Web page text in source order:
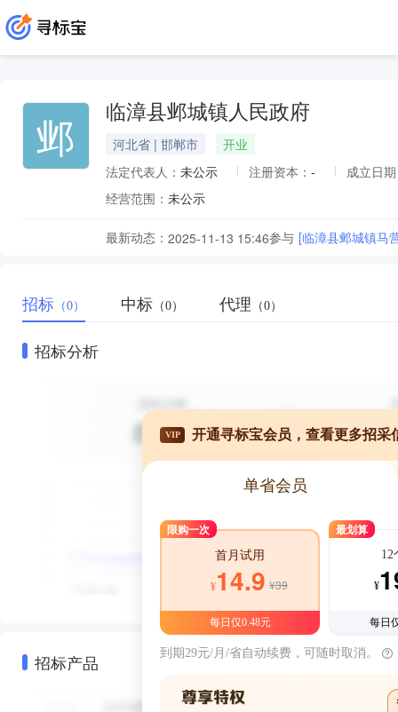
邺 临漳县邺城镇人民政府
河北省 | 邯郸市
开业
法定代表人： 未公示 注册资本： -
成立日
经营范围： 未公示
最新动态： 2025-11-13 15:46参与 [临漳县邺城镇马
招标 （0） 中标 （0） 代理 （0）
招标分析
招标产品
VIP 开通寻标宝会员，查看更多招采
单省会员
限购一次
首月试用
¥14.9 ¥39
每日仅0.48元
最划算
12
¥
每日
到期29元/月/省自动续费，可随时取消。